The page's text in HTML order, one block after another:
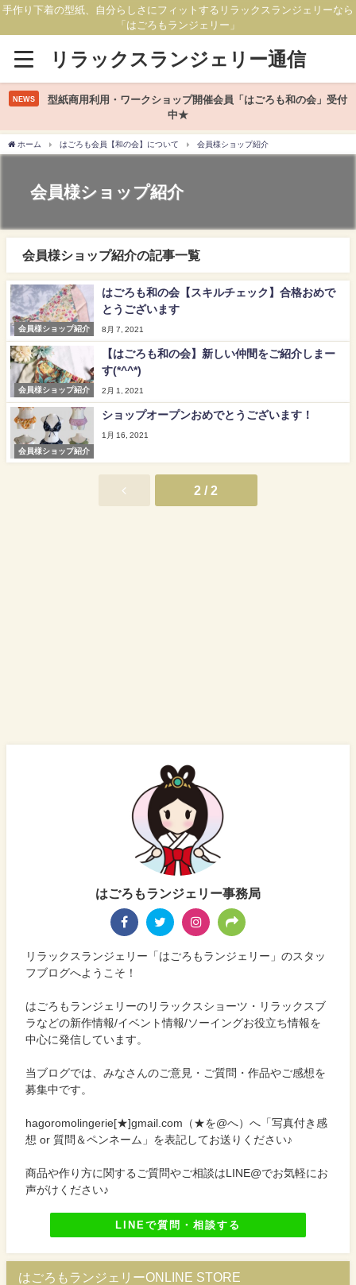
手作り下着の型紙、自分らしさにフィットするリラックスランジェリーなら
「はごろもランジェリー」
リラックスランジェリー通信
NEWS
型紙商用利用・ワークショップ開催会員「はごろも和の会」受付
中★
ホーム はごろも会員【和の会】について 会員様ショップ紹介
会員様ショップ紹介
会員様ショップ紹介の記事一覧
会員様ショップ紹介
はごろも和の会【スキルチェック】合格おめで
とうございます
8月 7, 2021
会員様ショップ紹介
【はごろも和の会】新しい仲間をご紹介しまー
す(*^^*)
2月 1, 2021
会員様ショップ紹介
ショップオープンおめでとうございます！
1月 16, 2021
2 / 2
はごろもランジェリー事務局
リラックスランジェリー「はごろもランジェリー」のスタッ
フブログへようこそ！
はごろもランジェリーのリラックスショーツ・リラックスブ
ラなどの新作情報/イベント情報/ソーイングお役立ち情報を
中心に発信しています。
当ブログでは、みなさんのご意見・ご質問・作品やご感想を
募集中です。
hagoromolingerie[★]gmail.com（★を@へ）へ「写真付き感
想 or 質問＆ペンネーム」を表記してお送りください♪
商品や作り方に関するご質問やご相談はLINE@でお気軽にお
声がけください♪
LINEで質問・相談する
はごろもランジェリーONLINE STORE